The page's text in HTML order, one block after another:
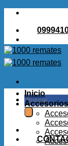
Saltar
contenido
Buscar
por:
Inicio